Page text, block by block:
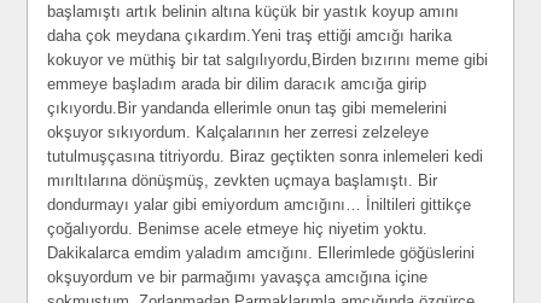
başlamıştı artık belinin altına küçük bir yastık koyup amını
daha çok meydana çıkardım.Yeni traş ettiği amcığı harika
kokuyor ve müthiş bir tat salgılıyordu,Birden bızırını meme gibi
emmeye başladım arada bir dilim daracık amcığa girip
çıkıyordu.Bir yandanda ellerimle onun taş gibi memelerini
okşuyor sıkıyordum. Kalçalarının her zerresi zelzeleye
tutulmuşçasına titriyordu. Biraz geçtikten sonra inlemeleri kedi
mırıltılarına dönüşmüş, zevkten uçmaya başlamıştı. Bir
dondurmayı yalar gibi emiyordum amcığını… İniltileri gittikçe
çoğalıyordu. Benimse acele etmeye hiç niyetim yoktu.
Dakikalarca emdim yaladım amcığını. Ellerimlede göğüslerini
okşuyordum ve bir parmağımı yavaşça amcığına içine